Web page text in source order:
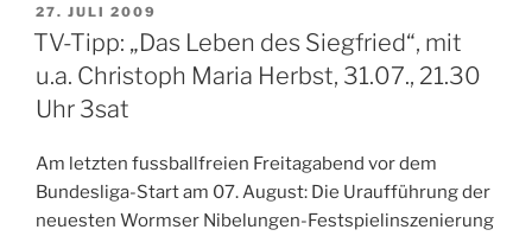
VERÖFFENTLICHT
AM
27. JULI 2009
TV-Tipp: „Das Leben des Siegfried“, mit
u.a. Christoph Maria Herbst, 31.07., 21.30
Uhr 3sat
Am letzten fussballfreien Freitagabend vor dem
Bundesliga-Start am 07. August: Die Uraufführung der
neuesten Wormser Nibelungen-Festspielinszenierung